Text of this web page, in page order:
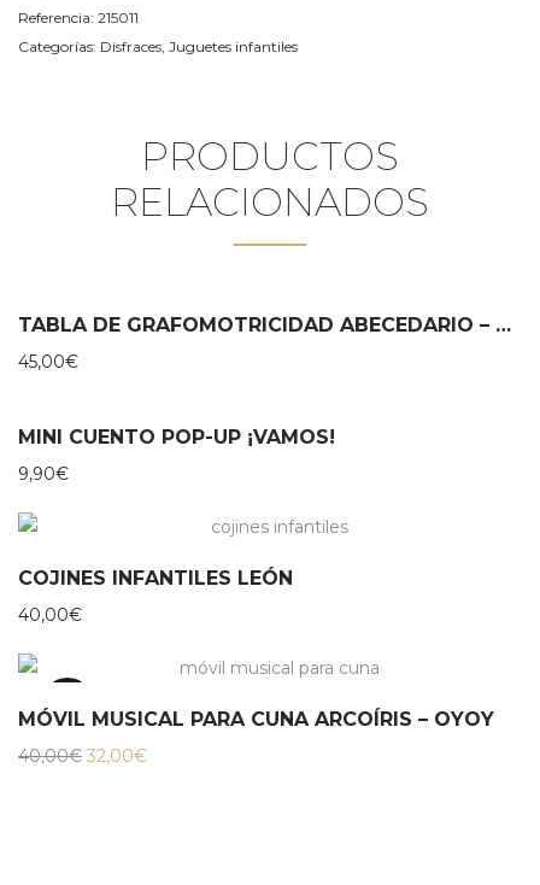
Referencia: 215011
Categorías: Disfraces Juguetes infantiles
PRODUCTOS
RELACIONADOS
TABLA DE GRAFOMOTRICIDAD ABECEDARIO – MIROOMI
45,00€
MINI CUENTO POP-UP ¡VAMOS!
9,90€
COJINES INFANTILES LEÓN
40,00€
MÓVIL MUSICAL PARA CUNA ARCOÍRIS – OYOY
40,00€ El
32,00€El